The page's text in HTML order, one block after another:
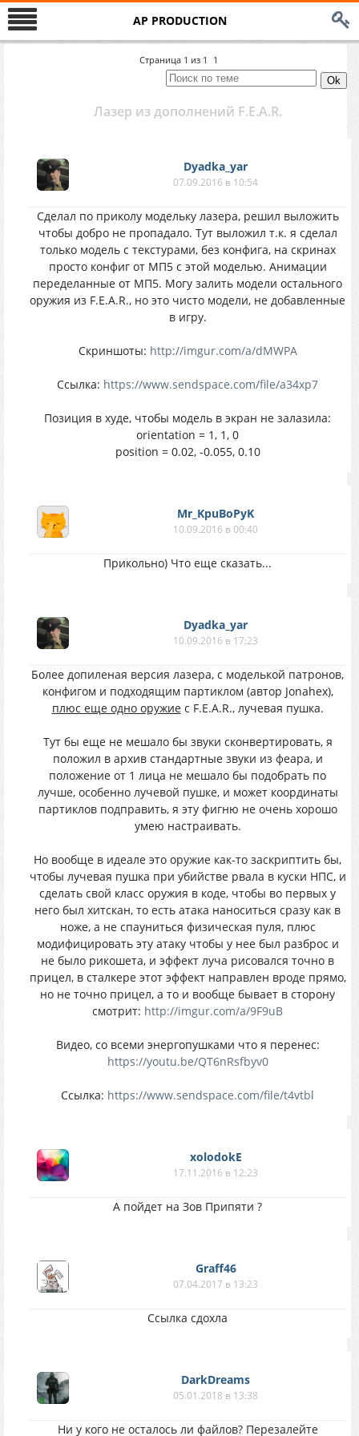
AP PRODUCTION
Страница 1 из 1 1
Лазер из дополнений F.E.A.R.
Dyadka_yar
07.09.2016 в 10:54
Сделал по приколу модельку лазера, решил выложить
чтобы добро не пропадало. Тут выложил т.к. я сделал
только модель с текстурами, без конфига, на скринах
просто конфиг от МП5 с этой моделью. Анимации
переделанные от МП5. Могу залить модели остального
оружия из F.E.A.R., но это чисто модели, не добавленные
в игру.
Скриншоты: http://imgur.com/a/dMWPA
Ссылка: https://www.sendspace.com/file/a34xp7
Позиция в худе, чтобы модель в экран не залазила:
orientation = 1, 1, 0
position = 0.02, -0.055, 0.10
Mr_KpuBoPyK
10.09.2016 в 00:40
Прикольно) Что еще сказать...
Dyadka_yar
10.09.2016 в 17:23
Более допиленая версия лазера, с моделькой патронов,
конфигом и подходящим партиклом (автор Jonahex),
плюс еще одно оружиес F.E.A.R., лучевая пушка.
Тут бы еще не мешало бы звуки сконвертировать, я
положил в архив стандартные звуки из феара, и
положение от 1 лица не мешало бы подобрать по
лучше, особенно лучевой пушке, и может координаты
партиклов подправить, я эту фигню не очень хорошо
умею настраивать.
Но вообще в идеале это оружие как-то заскриптить бы,
чтобы лучевая пушка при убийстве рвала в куски НПС, и
сделать свой класс оружия в коде, чтобы во первых у
него был хитскан, то есть атака наноситься сразу как в
ноже, а не спауниться физическая пуля, плюс
модифицировать эту атаку чтобы у нее был разброс и
не было рикошета, и эффект луча рисовался точно в
прицел, в сталкере этот эффект направлен вроде прямо,
но не точно прицел, а то и вообще бывает в сторону
смотрит: http://imgur.com/a/9F9uB
Видео, со всеми энергопушками что я перенес:
https://youtu.be/QT6nRsfbyv0
Ссылка: https://www.sendspace.com/file/t4vtbl
xolodokE
17.11.2016 в 12:23
А пойдет на Зов Припяти ?
Graff46
07.04.2017 в 13:23
Ссылка сдохла
DarkDreams
05.01.2018 в 13:38
Ни у кого не осталось ли файлов? Перезалейте